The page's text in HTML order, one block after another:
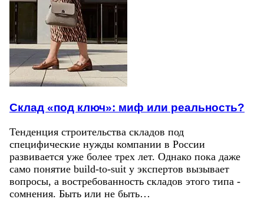
Склад «под ключ»: миф или реальность?
Тенденция строительства складов под
специфические нужды компании в России
развивается уже более трех лет. Однако пока даже
само понятие build-to-suit у экспертов вызывает
вопросы, а востребованность складов этого типа -
сомнения. Быть или не быть…